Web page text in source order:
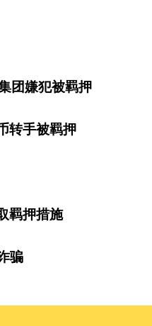
团嫌犯被羁押
转手被羁押
羁押措施
骗